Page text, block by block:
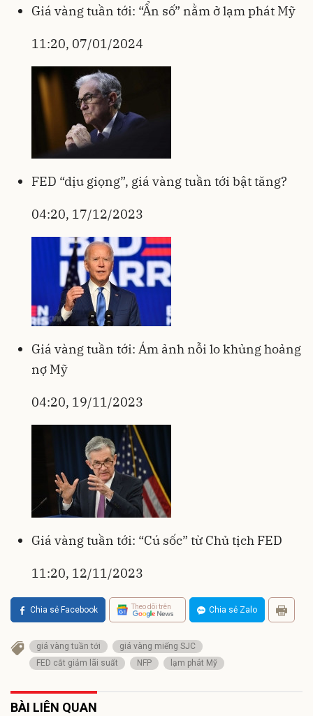
Giá vàng tuần tới: “Ẩn số” nằm ở lạm phát Mỹ
11:20, 07/01/2024
FED “dịu giọng”, giá vàng tuần tới bật tăng?
04:20, 17/12/2023
Giá vàng tuần tới: Ám ảnh nỗi lo khủng hoảng
nợ Mỹ
04:20, 19/11/2023
Giá vàng tuần tới: “Cú sốc” từ Chủ tịch FED
11:20, 12/11/2023
Chia sẻ Facebook Theo dõi trên Chia sẻ Zalo
giá vàng tuần tới
giá vàng miếng SJC
FED cắt giảm lãi suất
NFP lạm phát Mỹ
BÀI LIÊN QUAN